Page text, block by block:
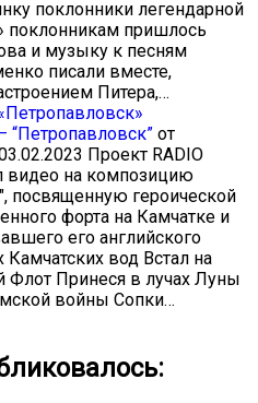
поклонники легендарной
поклонникам пришлось
и музыку к песням
писали вместе,
Питера,…
от
Проект RADIO
видео на композицию
посвященную героической
форта на Камчатке и
его английского
Камчатских вод Встал на
Флот Принеся в лучах Луны
войны Сопки…